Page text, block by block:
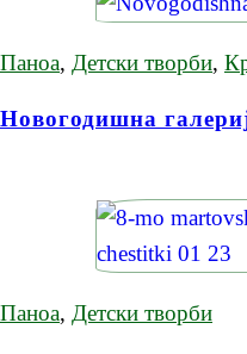
Паноа, Детски творби,
Новогодишна
Паноа, Детски творби